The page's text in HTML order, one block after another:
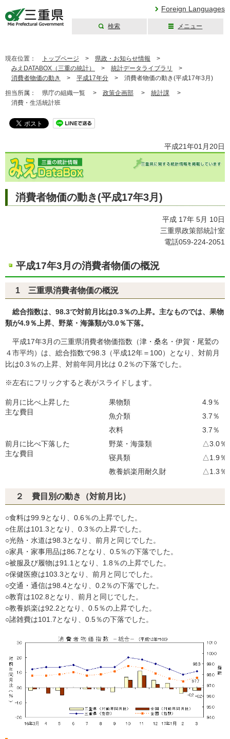
Foreign Languages
検索 メニュー
現在位置： トップページ > 県政・お知らせ情報 >
みえDATABOX（三重の統計）
> 統計データライブラリ
>
消費者物価の動き
> 平成17年分 > 消費者物価の動き(平成17年3月)
担当所属： 県庁の組織一覧 > 政策企画部 > 統計課 >
消費・生活統計班
平成21年01月20日
消費者物価の動き(平成17年3月)
平成 17年 5月 10日
三重県政策部統計室
電話059-224-2051
平成17年3月の消費者物価の概況
1 三重県消費者物価の概況
総合指数は、98.3で対前月比は0.3％の上昇。主なものでは、果物
類が4.9％上昇、野菜・海藻類が3.0％下落。
平成17年3月の三重県消費者物価指数（津・桑名・伊賀・尾鷲の
４市平均）は、総合指数で98.3（平成12年＝100）となり、対前月
比は0.3％の上昇、対前年同月比は 0.2％の下落でした。
※左右にフリックすると表がスライドします。
前月に比べ上昇した
主な費目
果物類
4.9％
魚介類
3.7％
衣料
3.7％
前月に比べ下落した
主な費目
野菜・海藻類
△3.0％
寝具類
△1.9％
教養娯楽用耐久財
△1.3％
２ 費目別の動き（対前月比）
○食料は99.9となり、0.6％の上昇でした。
○住居は101.3となり、0.3％の上昇でした。
○光熱・水道は98.3となり、前月と同じでした。
○家具・家事用品は86.7となり、0.5％の下落でした。
○被服及び履物は91.1となり、1.8％の上昇でした。
○保健医療は103.3となり、前月と同じでした。
○交通・通信は98.4となり、0.2％の下落でした。
○教育は102.8となり、前月と同じでした。
○教養娯楽は92.2となり、0.5％の上昇でした。
○諸雑費は101.7となり、0.5％の下落でした。